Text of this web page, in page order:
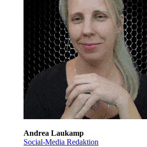
Andrea Laukamp
Social-Media Redaktion